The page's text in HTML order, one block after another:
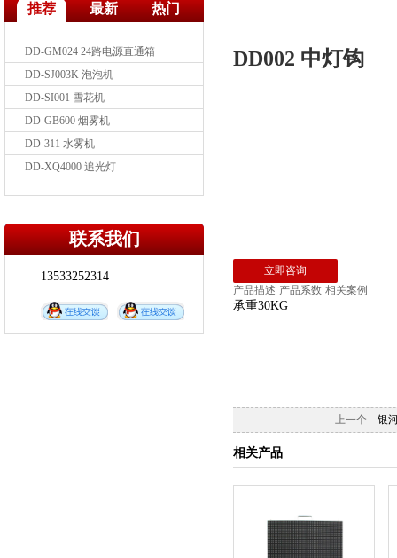
推荐 最新 热门
DD-GM024 24路电源直通箱
DD-SJ003K 泡泡机
DD-SI001 雪花机
DD-GB600 烟雾机
DD-311 水雾机
DD-XQ4000 追光灯
DD-MH3715TG LED 四合一灯珠摇头
染色灯
DD-FL066 三基色会议灯
DD-LED300WA LED影视聚光灯
联系我们
13533252314
DD002 中灯钩
立即咨询
产品描述 产品系数 相关案例
承重30KG
上一个 银河
相关产品